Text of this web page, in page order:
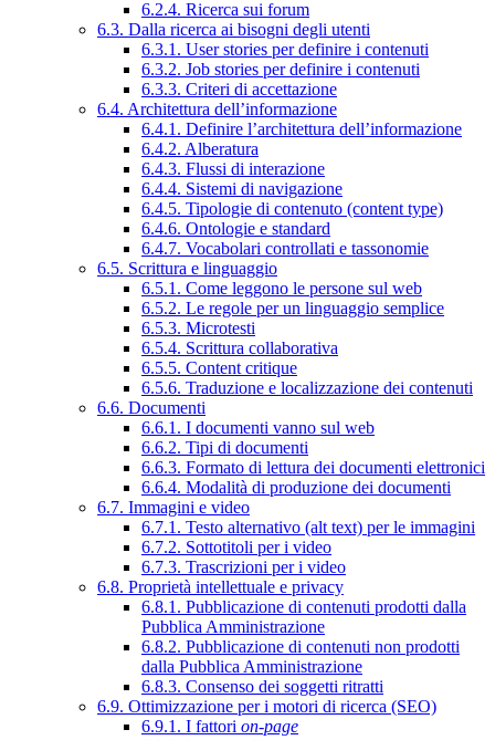
6.2.4. Ricerca sui forum
6.3. Dalla ricerca ai bisogni degli utenti
6.3.1. User stories per definire i contenuti
6.3.2. Job stories per definire i contenuti
6.3.3. Criteri di accettazione
6.4. Architettura dell’informazione
6.4.1. Definire l’architettura dell’informazione
6.4.2. Alberatura
6.4.3. Flussi di interazione
6.4.4. Sistemi di navigazione
6.4.5. Tipologie di contenuto (content type)
6.4.6. Ontologie e standard
6.4.7. Vocabolari controllati e tassonomie
6.5. Scrittura e linguaggio
6.5.1. Come leggono le persone sul web
6.5.2. Le regole per un linguaggio semplice
6.5.3. Microtesti
6.5.4. Scrittura collaborativa
6.5.5. Content critique
6.5.6. Traduzione e localizzazione dei contenuti
6.6. Documenti
6.6.1. I documenti vanno sul web
6.6.2. Tipi di documenti
6.6.3. Formato di lettura dei documenti elettronici
6.6.4. Modalità di produzione dei documenti
6.7. Immagini e video
6.7.1. Testo alternativo (alt text) per le immagini
6.7.2. Sottotitoli per i video
6.7.3. Trascrizioni per i video
6.8. Proprietà intellettuale e privacy
6.8.1. Pubblicazione di contenuti prodotti dalla
Pubblica Amministrazione
6.8.2. Pubblicazione di contenuti non prodotti
dalla Pubblica Amministrazione
6.8.3. Consenso dei soggetti ritratti
6.9. Ottimizzazione per i motori di ricerca (SEO)
6.9.1. I fattori on-page